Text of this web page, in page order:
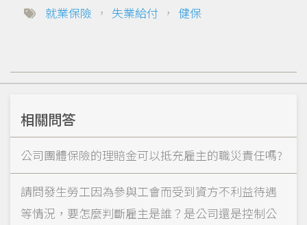
就業保險 ， 失業給付 ， 健保
相關問答
公司團體保險的理賠金可以抵充雇主的職災責任嗎?
請問發生勞工因為參與工會而受到資方不利益待遇
等情況，要怎麼判斷雇主是誰？是公司還是控制公